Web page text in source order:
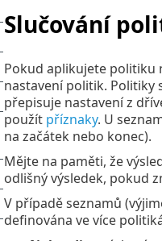
Slučování
Pokud aplikujete politiku
nastavení politik. Politiky
přepisuje nastavení z
použít příznaky. U
na začátek nebo konec).
Mějte na paměti, že
odlišný výsledek, pokud
V případě seznamů
definována ve více